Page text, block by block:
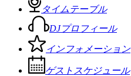
タイムテーブル
DJプロフィール
インフォメーション
ゲストスケジュール